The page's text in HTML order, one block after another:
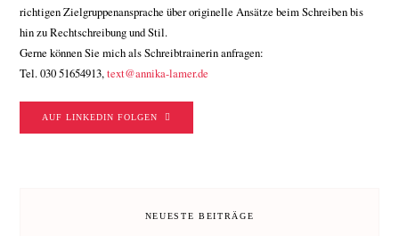
richtigen Zielgruppenansprache über originelle Ansätze beim Schreiben bis
hin zu Rechtschreibung und Stil.
Gerne können Sie mich als Schreibtrainerin anfragen:
Tel. 030 51654913,text@annika-lamer.de
AUF LINKEDIN FOLGEN
NEUESTE BEITRÄGE